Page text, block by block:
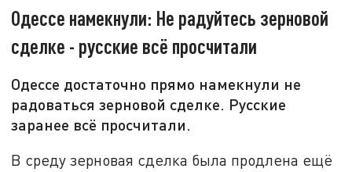
Одессе намекнули: Не радуйтесь зерновой
сделке - русские всё просчитали
Одессе достаточно прямо намекнули не
радоваться зерновой сделке. Русские
заранее всё просчитали.
В среду зерновая сделка была продлена ещё